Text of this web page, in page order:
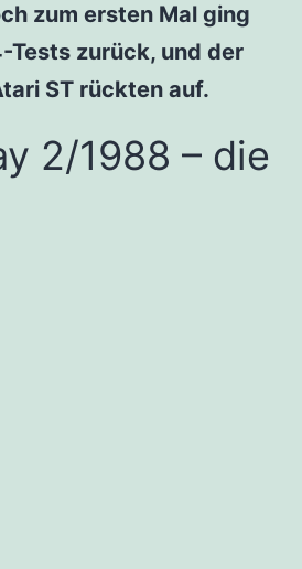
zum ersten Mal ging
Tests zurück, und der
ST rückten auf.
2/1988 – die